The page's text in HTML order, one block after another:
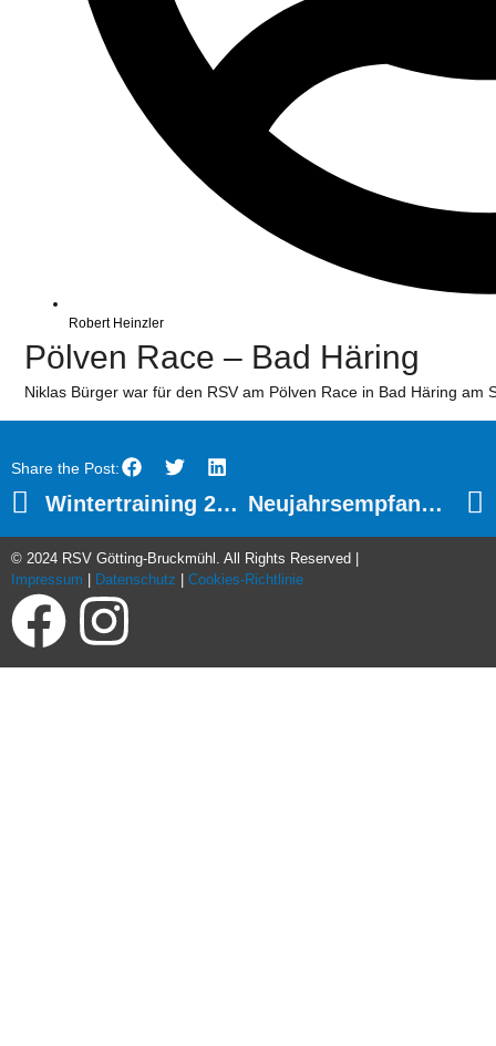
Robert Heinzler
Pölven Race – Bad Häring
Niklas Bürger war für den RSV am Pölven Race in Bad Häring am
Share the Post:
Wintertraining 2019/2020 Neujahrsempfang: Mit Starker Vision Und Neuem Trikot Starten Wir In Die Saison 2020
© 2024 RSV Götting-Bruckmühl. All Rights Reserved |
Impressum
Datenschutz Cookies-Richtlinie